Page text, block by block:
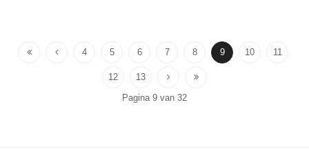
4 5 6 7 8 9 10 11
12
13
Pagina 9 van 32